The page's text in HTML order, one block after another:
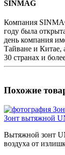
SINMAG
Компания
году была
день компания
Тайване и Китае,
30 странах и
Похожие
Зонт вытяжной
Вытяжной зонт
воздуха от